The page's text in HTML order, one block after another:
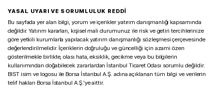
YASAL UYARI VE SORUMLULUK REDDİ
Bu sayfada yer alan bilgi, yorum ve içerikler yatırım danışmanlığı kapsamında
değildir. Yatırım kararları, kişisel mali durumunuz ile risk ve getiri tercihlerinize
göre yetkili kurumlarla yapılacak yatırım danışmanlığı sözleşmesi çerçevesinde
değerlendirilmelidir. İçeriklerin doğruluğu ve güncelliği için azami özen
gösterilmekle birlikte, olası hata, eksiklik, gecikme veya bu bilgilerin
kullanımından doğabilecek zararlardan İstanbul Ticaret Odası sorumlu değildir.
BIST isim ve logosu ile Borsa İstanbul A.Ş. adına açıklanan tüm bilgi ve verilerin
telif hakları Borsa İstanbul A.Ş.’ye aittir.